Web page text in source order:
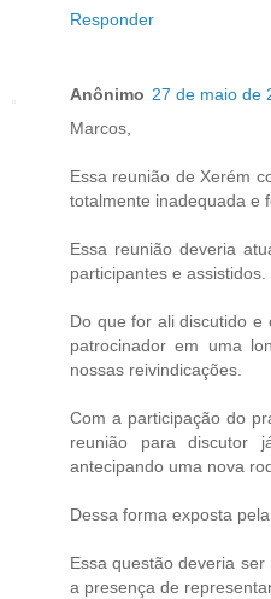
Responder
Anônimo 27 de maio de
Marcos,
Essa reunião de Xerém
totalmente inadequada e
Essa reunião deveria
participantes e assistidos.
Do que for ali discutido e
patrocinador em uma
nossas reivindicações.
Com a participação do
reunião para discutor
antecipando uma nova
Dessa forma exposta
Essa questão deveria
a presença de